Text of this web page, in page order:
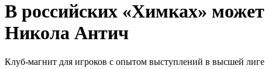
В российских «Химках»
Никола Антич
Клуб-магнит для игроков с опытом выступлений в высшей